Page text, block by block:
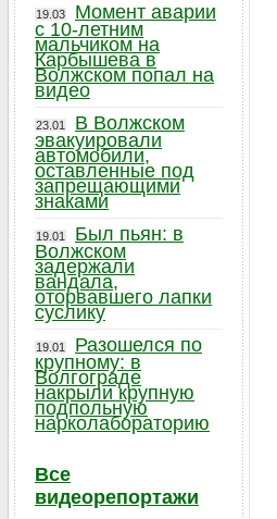
19.03
Момент аварии
с 10-летним
мальчиком на
Карбышева в
Волжском попал на
видео
23.01
В Волжском
эвакуировали
автомобили,
оставленные под
запрещающими
знаками
19.01
Был пьян: в
Волжском
задержали
вандала,
оторвавшего лапки
суслику
19.01
Разошелся по
крупному: в
Волгограде
накрыли крупную
подпольную
нарколабораторию
Все
видеорепортажи